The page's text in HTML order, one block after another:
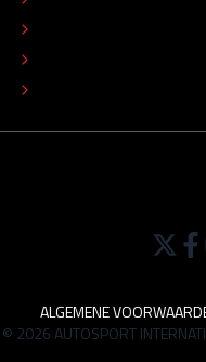
ALGEMENE
© 2026 AUTOSPORT